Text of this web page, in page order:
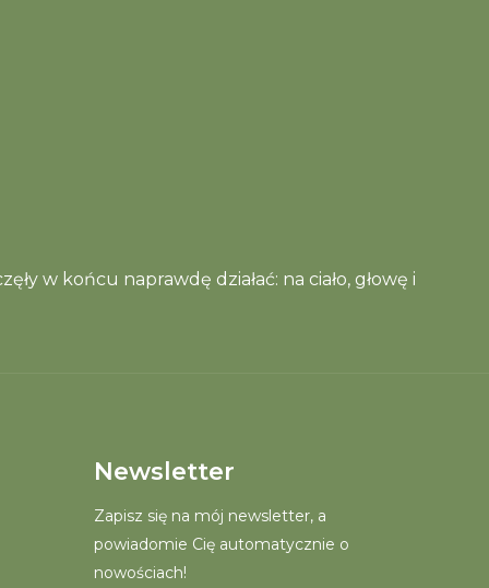
w końcu naprawdę działać: na ciało, głowę i
Newsletter
Zapisz się na mój newsletter, a
powiadomie Cię automatycznie o
nowościach!